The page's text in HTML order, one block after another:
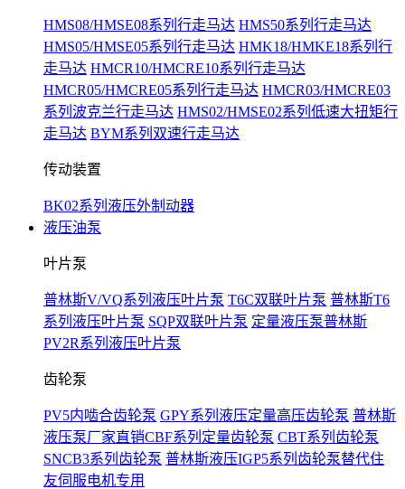
HMS08/HMSE08系列行走马达 HMS50系列行走马达
HMS05/HMSE05系列行走马达 HMK18/HMKE18系列行
走马达 HMCR10/HMCRE10系列行走马达
HMCR05/HMCRE05系列行走马达 HMCR03/HMCRE03
系列波克兰行走马达 HMS02/HMSE02系列低速大扭矩行
走马达 BYM系列双速行走马达
传动装置
BK02系列液压外制动器
液压油泵
叶片泵
普林斯V/VQ系列液压叶片泵 T6C双联叶片泵 普林斯T6
系列液压叶片泵 SQP双联叶片泵 定量液压泵普林斯
PV2R系列液压叶片泵
齿轮泵
PV5内啮合齿轮泵 GPY系列液压定量高压齿轮泵 普林斯
液压泵厂家直销CBF系列定量齿轮泵 CBT系列齿轮泵
SNCB3系列齿轮泵 普林斯液压IGP5系列齿轮泵替代住
友伺服电机专用